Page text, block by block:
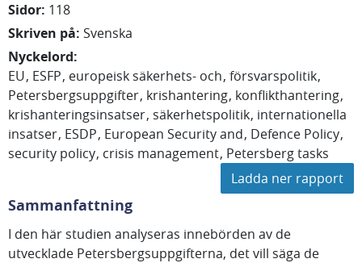
Sidor: 118
Skriven på: Svenska
Nyckelord:
EU ESFP europeisk säkerhets- och försvarspolitik
Petersbergsuppgifter krishantering konflikthantering
krishanteringsinsatser säkerhetspolitik internationella
insatser ESDP European Security and Defence Policy
security policy crisis management Petersberg tasks
Ladda ner rapport
Sammanfattning
I den här studien analyseras innebörden av de
utvecklade Petersbergsuppgifterna, det vill säga de